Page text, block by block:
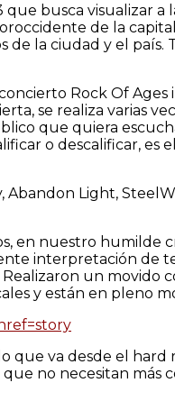
que busca visualizar
de la
la ciudad y el
Rock Of
se realiza varias
que quiera
o descalificar, es
Light,
en nuestro humilde
interpretación de
un movido
y están en pleno
que va desde el
no necesitan más